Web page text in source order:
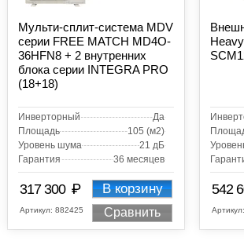
Мульти-сплит-система MDV
серии FREE MATCH MD4O-
36HFN8 + 2 внутренних
блока серии INTEGRA PRO
(18+18)
Инверторный
Да
Площадь
105 (м2)
Уровень шума
21 дБ
Гарантия
36 месяцев
317 300 ₽
Артикул: 882425
В корзину
Сравнить
542
Артикул: